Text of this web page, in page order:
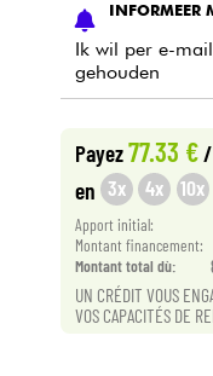
INFORMEER
Ik wil per e-
gehouden
Payez77.33 €/
en 3x 4x 10x
Apport initial:
Montant financement:
Montant total dù:
UN CRÉDIT VOUS
VOS CAPACITÉS DE